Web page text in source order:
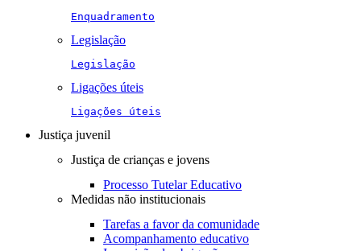
Enquadramento
Legislação
Legislação
Ligações úteis
Ligações úteis
Justiça juvenil
Justiça de crianças e jovens
Processo Tutelar Educativo
Medidas não institucionais
Tarefas a favor da comunidade
Acompanhamento educativo